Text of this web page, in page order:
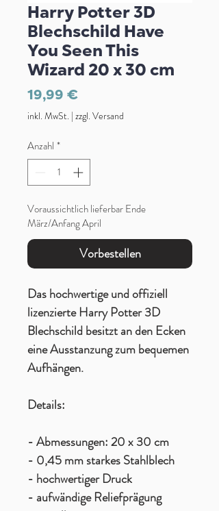
Harry Potter 3D
Blechschild Have
You Seen This
Wizard 20 x 30 cm
19,99 €Preis
inkl. MwSt. | zzgl. Versand
Anzahl *
Voraussichtlich lieferbar Ende
März/Anfang April
Vorbestellen
Das hochwertige und offiziell
lizenzierte Harry Potter 3D
Blechschild besitzt an den Ecken
eine Ausstanzung zum bequemen
Aufhängen.
Details:
- Abmessungen: 20 x 30 cm
- 0,45 mm starkes Stahlblech
- hochwertiger Druck
- aufwändige Reliefprägung